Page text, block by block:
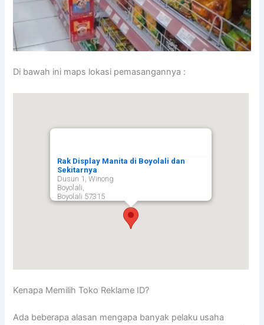
Di bawah ini maps lokasi pemasangannya :
Rak Display Manita di Boyolali dan
Sekitarnya
Dusun 1, Winong
Boyolali,
Boyolali 57315
Kenapa Memilih Toko Reklame ID?
Ada beberapa alasan mengapa banyak pelaku usaha